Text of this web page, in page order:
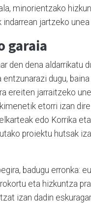
minorientzako
jartzeko unea
garaia
den dena aldarrikatu
entzunarazi dugu,
ereiten jarraitzeko
etorri izan
edo Korrika
proiektu hutsak
badugu erronka:
eta hizkuntza
izan dadin